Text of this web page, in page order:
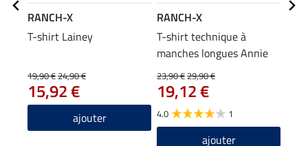
RANCH-X
T-shirt Lainey
19,90 €24,90 €
15,92 €
ajouter
RANCH-X
T-shirt technique à
manches longues Annie
23,90 €29,90 €
19,12 €
4.0 1
ajouter